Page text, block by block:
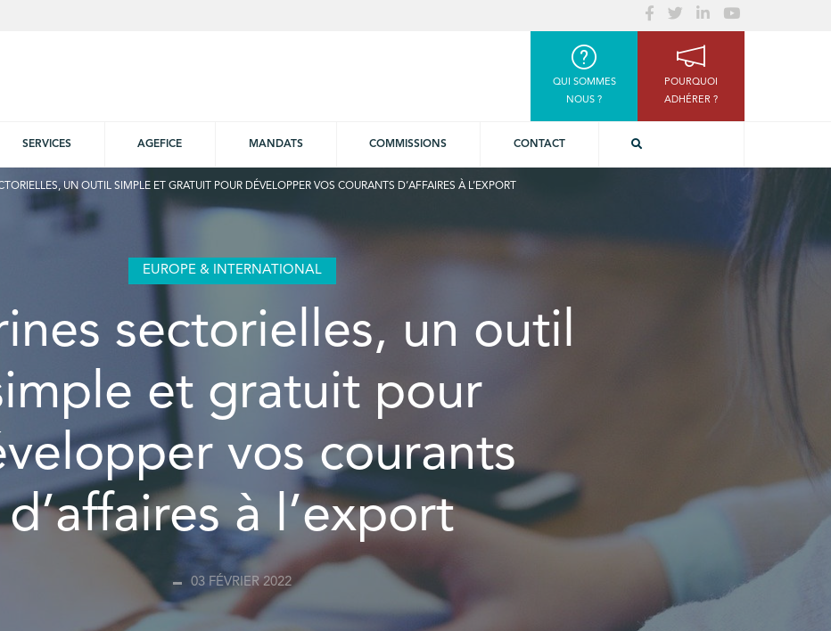
QUI SOMMES
NOUS ?
POURQUOI
ADHÉRER ?
SERVICES AGEFICE MANDATS COMMISSIONS CONTACT
UN OUTIL SIMPLE ET GRATUIT POUR DÉVELOPPER VOS COURANTS D’AFFAIRES À L’EXPORT
EUROPE & INTERNATIONAL
sectorielles, un outil
et gratuit pour
vos courants
d’affaires à l’export
03 FÉVRIER 2022